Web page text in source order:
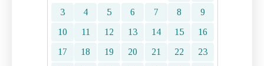
3
4 5 6 7 8
9
10
11 12 13 14 15
16
17
18 19 20 21 22
23